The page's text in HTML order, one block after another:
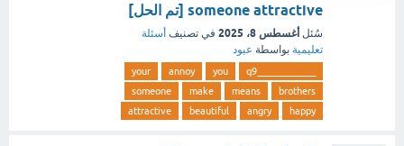
someone attractive [تم الحل]
سُئل أغسطس 8، 2025 في تصنيف أسئلة
تعليمية بواسطة عبود
you
annoy
your
brothers
means
make
someone
happy
angry
beautiful
attractive